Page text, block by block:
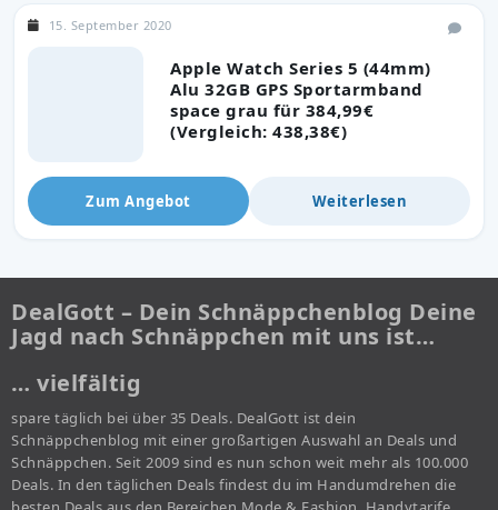
Apple Watch Series 5 (44mm)
Alu 32GB GPS Sportarmband
space grau für 384,99€
(Vergleich: 438,38€)
15. September 2020
Zum Angebot Weiterlesen
DealGott – Dein Schnäppchenblog Deine
Jagd nach Schnäppchen mit uns ist…
… vielfältig
spare täglich bei über 35 Deals. DealGott ist dein
Schnäppchenblog mit einer großartigen Auswahl an Deals und
Schnäppchen. Seit 2009 sind es nun schon weit mehr als 100.000
Deals. In den täglichen Deals findest du im Handumdrehen die